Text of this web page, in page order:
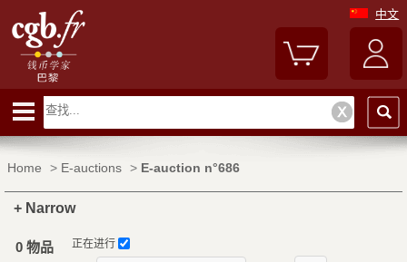
中文
Home > E-auctions > E-auction n°686
+ Narrow
0 物品 正在进行